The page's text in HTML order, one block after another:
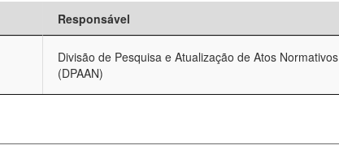
Responsável
Divisão de Pesquisa e Atualização de Atos Normativos
(DPAAN)